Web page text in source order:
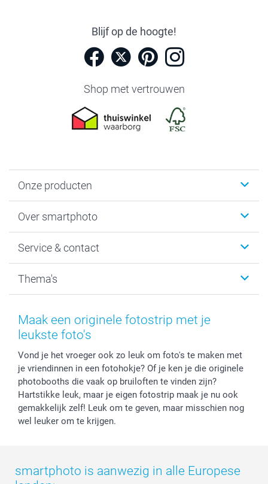
Blijf op de hoogte!
Shop met vertrouwen
Onze producten
Fotoboeken
Fotocadeaus
Kaarten
Over smartphoto
Vacatures
Bestelproces
Herroepingsrecht
Privacy
Reviews
Prijslijst
Investor Relations
Service & contact
Tevredenheidsgarantie
Mijn orderstatus
smartbonus
service@smartphoto.nl
Affiliate partnerprogramma
Partnerships
Influencer partnerprogramma
Thema's
Baby
Moederdag
Huwelijk
Maak een originele fotostrip met je
leukste foto's
Vond je het vroeger ook zo leuk om foto's te maken met
je vriendinnen in een fotohokje? Of je ken je die originele
photobooths die vaak op bruiloften te vinden zijn?
Hartstikke leuk, maar je eigen fotostrip maak je nu ook
gemakkelijk zelf! Leuk om te geven, maar misschien nog
wel leuker om te krijgen.
smartphoto is aanwezig in alle Europese